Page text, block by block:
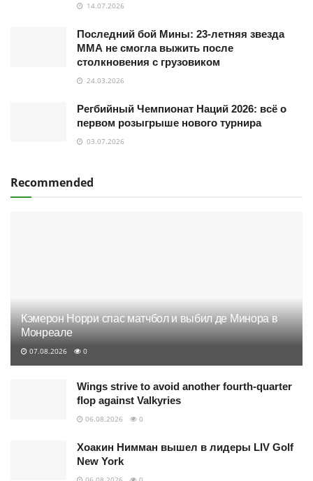
14.07.2026
Последний бой Мины: 23-летняя звезда
ММА не смогла выжить после
столкновения с грузовиком
24.03.2026
Регбийный Чемпионат Наций 2026: всё о
первом розыгрыше нового турнира
03.07.2026
Recommended
Кэмерон Норри спас матчбол и выбил де Минора в
Монреале
07.08.2026 0
Wings strive to avoid another fourth-quarter
flop against Valkyries
06.08.2026 0
Хоакин Нимман вышел в лидеры LIV Golf
New York